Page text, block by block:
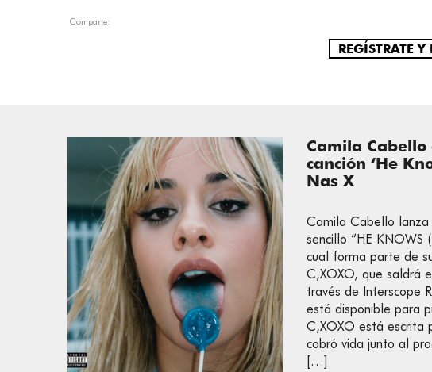
Comparte:
REGÍSTRATE
Camila Cabello
canción ‘He
Nas X
Camila Cabello lanza
sencillo “HE KNOWS
cual forma parte de
C,XOXO, que saldrá
través de Interscope
está disponible para
C,XOXO está escrita
cobró vida junto al
[…]